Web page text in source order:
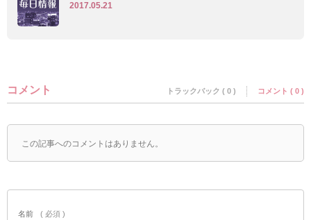
2017.05.21
コメント トラックバック ( 0 ) コメント ( 0 )
この記事へのコメントはありません。
名前 ( 必須 )